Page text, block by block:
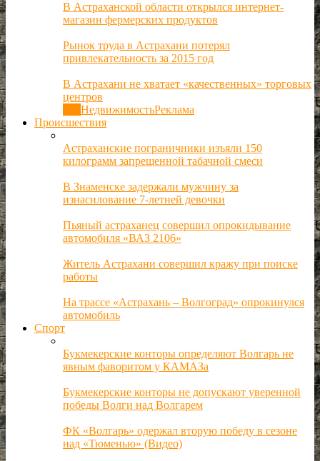
В Астраханской области открылся интернет-
магазин фермерских продуктов
Рынок труда в Астрахани потерял
привлекательность за 2015 год
В Астрахани не хватает «качественных» торговых
центров
НедвижимостьРеклама
Происшествия
Астраханские пограничники изъяли 150
килограмм запрещенной табачной смеси
В Знаменске задержали мужчину за
изнасилование 7-летней девочки
Пьяный астраханец совершил опрокидывание
автомобиля «ВАЗ 2106»
Житель Астрахани совершил кражу при поиске
работы
На трассе «Астрахань – Волгоград» опрокинулся
автомобиль
Спорт
Букмекерские конторы определяют Волгарь не
явным фаворитом у КАМАЗа
Букмекерские конторы не допускают уверенной
победы Волги над Волгарем
ФК «Волгарь» одержал вторую победу в сезоне
над «Тюменью» (Видео)